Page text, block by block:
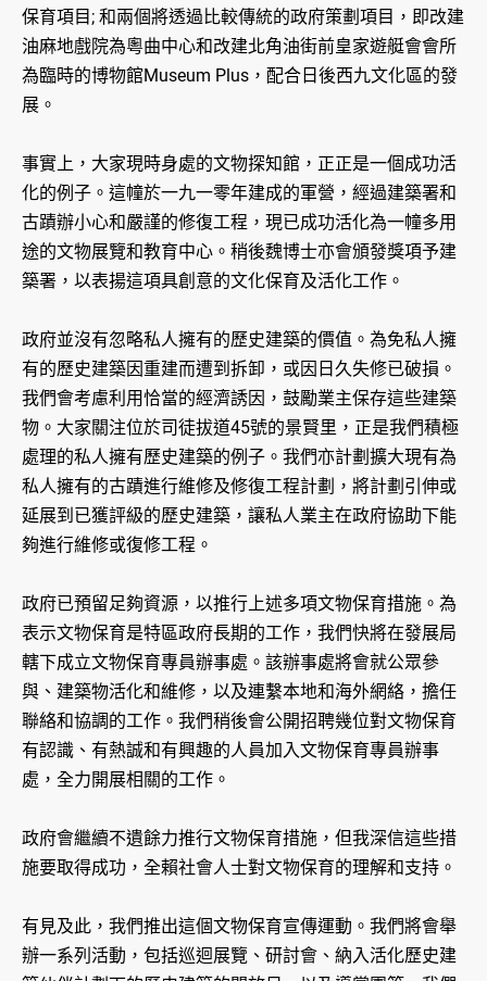
保育項目; 和兩個將透過比較傳統的政府策劃項目，即改建
油麻地戲院為粵曲中心和改建北角油街前皇家遊艇會會所
為臨時的博物館Museum Plus，配合日後西九文化區的發
展。
事實上，大家現時身處的文物探知館，正正是一個成功活
化的例子。這幢於一九一零年建成的軍營，經過建築署和
古蹟辦小心和嚴謹的修復工程，現已成功活化為一幢多用
途的文物展覽和教育中心。稍後魏博士亦會頒發獎項予建
築署，以表揚這項具創意的文化保育及活化工作。
政府並沒有忽略私人擁有的歷史建築的價值。為免私人擁
有的歷史建築因重建而遭到拆卸，或因日久失修已破損。
我們會考慮利用恰當的經濟誘因，鼓勵業主保存這些建築
物。大家關注位於司徒拔道45號的景賢里，正是我們積極
處理的私人擁有歷史建築的例子。我們亦計劃擴大現有為
私人擁有的古蹟進行維修及修復工程計劃，將計劃引伸或
延展到已獲評級的歷史建築，讓私人業主在政府協助下能
夠進行維修或復修工程。
政府已預留足夠資源，以推行上述多項文物保育措施。為
表示文物保育是特區政府長期的工作，我們快將在發展局
轄下成立文物保育專員辦事處。該辦事處將會就公眾參
與、建築物活化和維修，以及連繫本地和海外網絡，擔任
聯絡和協調的工作。我們稍後會公開招聘幾位對文物保育
有認識、有熱誠和有興趣的人員加入文物保育專員辦事
處，全力開展相關的工作。
政府會繼續不遺餘力推行文物保育措施，但我深信這些措
施要取得成功，全賴社會人士對文物保育的理解和支持。
有見及此，我們推出這個文物保育宣傳運動。我們將會舉
辦一系列活動，包括巡迴展覽、研討會、納入活化歷史建